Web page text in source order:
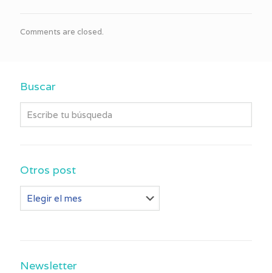
Comments are closed.
Buscar
Otros post
post
Newsletter